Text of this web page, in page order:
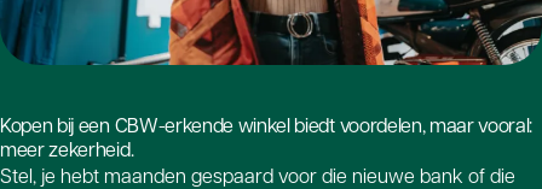
Kopen bij een CBW-erkende winkel biedt voordelen, maar vooral:
meer zekerheid.
Stel, je hebt maanden gespaard voor die nieuwe bank of die